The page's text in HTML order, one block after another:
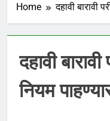
Home दहावी बारावी
दहावी
नियम